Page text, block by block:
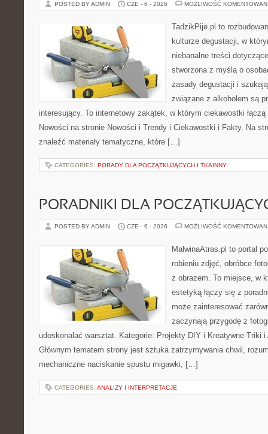
POSTED BY ADMIN CZE - 6 - 2026 MOŻLIWOŚĆ
TadzikPije.pl to
kulturze degustacji, w
niebanalne treści
stworzona z myślą o
zasady degustacji i
związane z alkoholem są
interesujący. To internetowy zakątek, w którym ciekawostki
Nowości na stronie Nowości i Trendy i Ciekawostki i Fakty. Na
znaleźć materiały tematyczne, które […]
CATEGORIES: PORADY DLA POCZĄTKUJĄCYCH I TKAINNY
PORADNIKI DLA
POSTED BY ADMIN CZE - 6 - 2026 MOŻLIWOŚĆ
MalwinaAtras.pl to portal
robieniu zdjęć, obróbce
z obrazem. To miejsce, w
estetyką łączy się z
może zainteresować
zaczynają przygodę z
udoskonalać warsztat. Kategorie: Projekty DIY i Kreatywne Triki
Głównym tematem strony jest sztuka zatrzymywania chwil,
mechaniczne naciskanie spustu migawki, […]
CATEGORIES: ANALIZY I INTERPRETACJE